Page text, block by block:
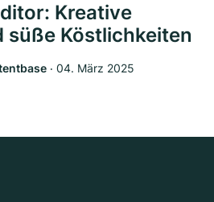
Kreative
süße Köstlichkeiten
‧ 04. März 2025